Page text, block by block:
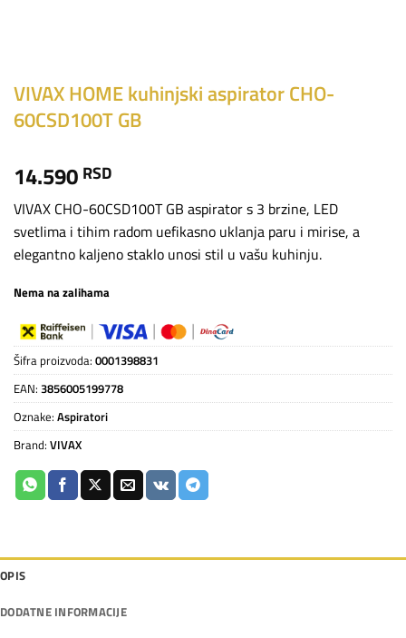
VIVAX HOME kuhinjski aspirator CHO-
60CSD100T GB
14.590 RSD
VIVAX CHO-60CSD100T GB aspirator s 3 brzine, LED
svetlima i tihim radom uefikasno uklanja paru i mirise, a
elegantno kaljeno staklo unosi stil u vašu kuhinju.
Nema na zalihama
Šifra proizvoda: 0001398831
EAN: 3856005199778
Oznake: Aspiratori
Brand: VIVAX
OPIS
DODATNE INFORMACIJE